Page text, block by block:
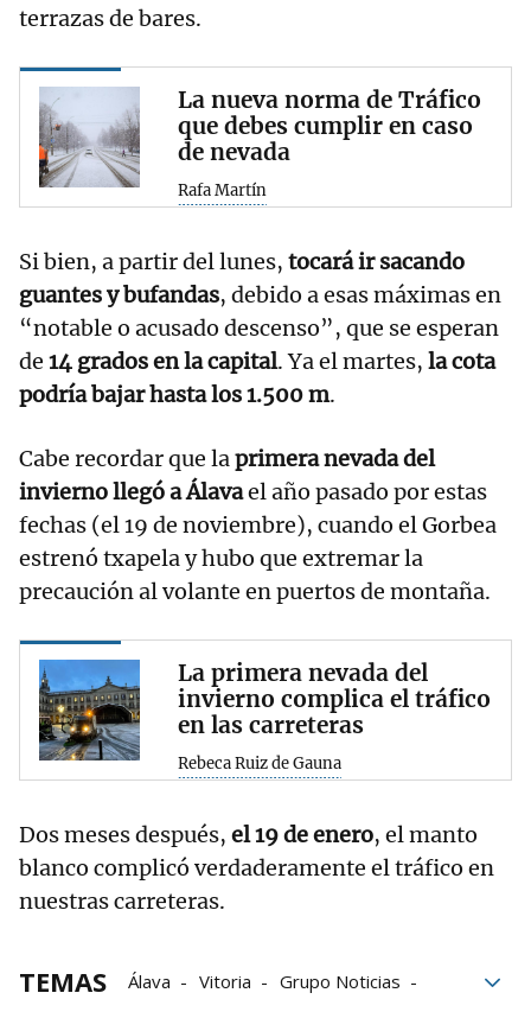
terrazas de bares.
La nueva norma de Tráfico
que debes cumplir en caso
de nevada
Rafa Martín
Si bien, a partir del lunes, tocará ir sacando
guantes y bufandas, debido a esas máximas en
“notable o acusado descenso”, que se esperan
de 14 grados en la capital. Ya el martes, la cota
podría bajar hasta los 1.500 m.
Cabe recordar que laprimera nevada del
invierno llegó a Álavael año pasado por estas
fechas (el 19 de noviembre), cuando el Gorbea
estrenó txapela y hubo que extremar la
precaución al volante en puertos de montaña.
La primera nevada del
invierno complica el tráfico
en las carreteras
Rebeca Ruiz de Gauna
Dos meses después, el 19 de enero, el manto
blanco complicó verdaderamente el tráfico en
nuestras carreteras.
TEMAS Álava Vitoria
Grupo Noticias